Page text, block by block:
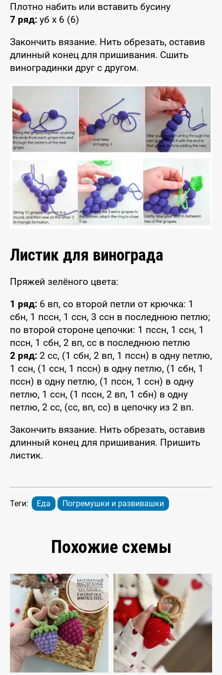
Плотно набить или вставить бусину
7 ряд: уб x 6 (6)
Закончить вязание. Нить обрезать, оставив
длинный конец для пришивания. Сшить
виноградинки друг с другом.
Листик для винограда
Пряжей зелёного цвета:
1 ряд: 6 вп, со второй петли от крючка: 1
сбн, 1 пссн, 1 ссн, 3 ссн в последнюю петлю;
по второй стороне цепочки: 1 пссн, 1 ссн, 1
пссн, 1 сбн, 2 вп, сс в последнюю петлю
2 ряд: 2 сс, (1 сбн, 2 вп, 1 пссн) в одну петлю,
1 ссн, (1 ссн, 1 пссн) в одну петлю, (1 сбн, 1
пссн) в одну петлю, (1 пссн, 1 ссн) в одну
петлю, 1 ссн, (1 пссн, 2 вп, 1 сбн) в одну
петлю, 2 сс, (сс, вп, сс) в цепочку из 2 вп.
Закончить вязание. Нить обрезать, оставив
длинный конец для пришивания. Пришить
листик.
Теги: Еда Погремушки и развивашки
Похожие схемы